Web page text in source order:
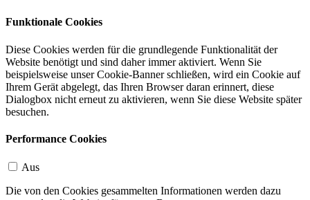
Funktionale Cookies
Diese Cookies werden für die grundlegende Funktionalität der
Website benötigt und sind daher immer aktiviert. Wenn Sie
beispielsweise unser Cookie-Banner schließen, wird ein Cookie auf
Ihrem Gerät abgelegt, das Ihren Browser daran erinnert, diese
Dialogbox nicht erneut zu aktivieren, wenn Sie diese Website später
besuchen.
Performance Cookies
Aus
Die von den Cookies gesammelten Informationen werden dazu